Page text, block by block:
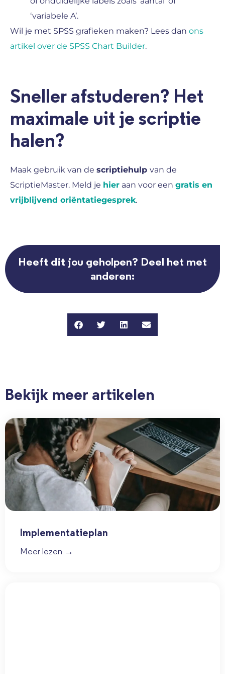
‘variabele A’.
Wil je met SPSS grafieken maken? Lees dan ons
artikel over de SPSS Chart Builder.
Sneller afstuderen? Het
maximale uit je scriptie
halen?
Maak gebruik van de scriptiehulp van de
ScriptieMaster. Meld je hier aan voor een gratis en
vrijblijvend oriëntatiegesprek.
Heeft dit jou geholpen? Deel het met
anderen:
Bekijk meer artikelen
Implementatieplan
Meer lezen →